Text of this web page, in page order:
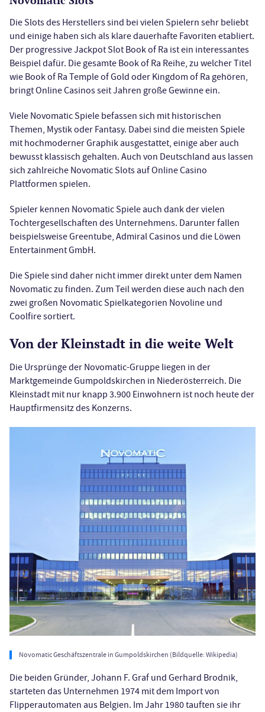
Die Slots des Herstellers sind bei vielen Spielern sehr beliebt
und einige haben sich als klare dauerhafte Favoriten etabliert.
Der progressive Jackpot Slot Book of Ra ist ein interessantes
Beispiel dafür. Die gesamte Book of Ra Reihe, zu welcher Titel
wie Book of Ra Temple of Gold oder Kingdom of Ra gehören,
bringt Online Casinos seit Jahren große Gewinne ein.
Viele Novomatic Spiele befassen sich mit historischen
Themen, Mystik oder Fantasy. Dabei sind die meisten Spiele
mit hochmoderner Graphik ausgestattet, einige aber auch
bewusst klassisch gehalten. Auch von Deutschland aus lassen
sich zahlreiche Novomatic Slots auf Online Casino
Plattformen spielen.
Spieler kennen Novomatic Spiele auch dank der vielen
Tochtergesellschaften des Unternehmens. Darunter fallen
beispielsweise Greentube, Admiral Casinos und die Löwen
Entertainment GmbH.
Die Spiele sind daher nicht immer direkt unter dem Namen
Novomatic zu finden. Zum Teil werden diese auch nach den
zwei großen Novomatic Spielkategorien Novoline und
Coolfire sortiert.
Von der Kleinstadt in die weite Welt
Die Ursprünge der Novomatic-Gruppe liegen in der
Marktgemeinde Gumpoldskirchen in Niederösterreich. Die
Kleinstadt mit nur knapp 3.900 Einwohnern ist noch heute der
Hauptfirmensitz des Konzerns.
Novomatic Geschäftszentrale in Gumpoldskirchen (Bildquelle: Wikipedia)
Die beiden Gründer, Johann F. Graf und Gerhard Brodnik,
starteten das Unternehmen 1974 mit dem Import von
Flipperautomaten aus Belgien. Im Jahr 1980 tauften sie ihr